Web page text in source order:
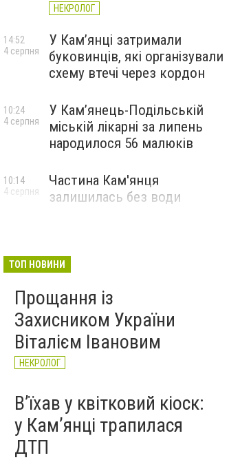
НЕКРОЛОГ
У Кам’янці затримали
буковинців, які організували
схему втечі через кордон
14:52
4 серпня
У Кам’янець-Подільській
міській лікарні за липень
народилося 56 малюків
10:24
4 серпня
Частина Кам'янця
залишилась без води
10:14
4 серпня
ТОП НОВИНИ
Прощання із
Захисником України
Віталієм Івановим
НЕКРОЛОГ
Вʼїхав у квітковий кіоск:
у Камʼянці трапилася
ДТП